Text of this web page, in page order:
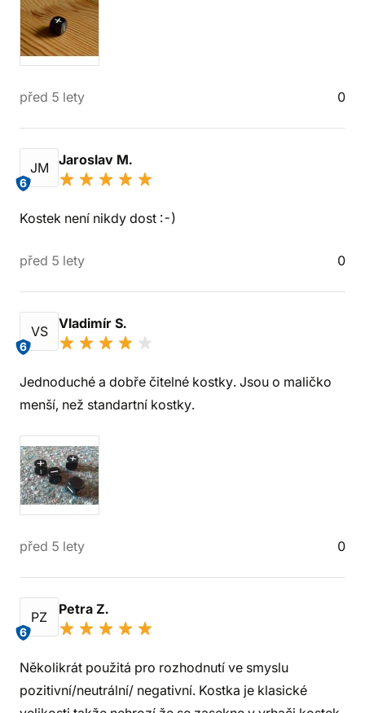
před 5 lety 0
JM
6
Jaroslav M.
Kostek není nikdy dost :-)
před 5 lety 0
VS
6
Vladimír S.
Jednoduché a dobře čitelné kostky. Jsou o maličko
menší, než standartní kostky.
před 5 lety 0
PZ
6
Petra Z.
Několikrát použitá pro rozhodnutí ve smyslu
pozitivní/neutrální/ negativní. Kostka je klasické